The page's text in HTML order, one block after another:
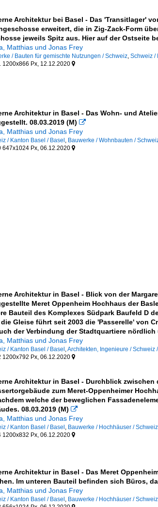
Hochhäuser)
Architektur bei Basel - Das 'Transitlager'
erweitert, die in Zig-Zack-Form
jeweils Spitz aus. Hier auf der Ostseite
Matthias und Jonas Frey
/ Bauten für gemischte Nutzungen / Schweiz, Schweiz /
Px, 12.12.2020 
Architektur in Basel - Das Wohn- und
08.03.2019 (M) 
Matthias und Jonas Frey
/ Kanton Basel / Basel , Bauwerke / Wohnbauten /
Px, 06.12.2020 
Architektur in Basel - Blick von der
Meret Oppenheim Hochhaus der
Bauteil des Komplexes Südpark Baufeld D
die Gleise führt seit 2003 die 'Passerelle' von
der Verbindung der Stadtquartiere
Matthias und Jonas Frey
/ Kanton Basel / Basel Architekten, Ingenieure / Schweiz
Px, 06.12.2020 
Architektur in Basel - Durchblick
zum Meret-Oppenheimer
welche der beweglichen
08.03.2019 (M) 
Matthias und Jonas Frey
/ Kanton Basel / Basel Bauwerke / Hochhäuser / Schweiz,
Px, 06.12.2020 
Architektur in Basel - Das Meret
Im unteren Bauteil befinden sich Büros,
Matthias und Jonas Frey
/ Kanton Basel / Basel Bauwerke / Hochhäuser / Schweiz,